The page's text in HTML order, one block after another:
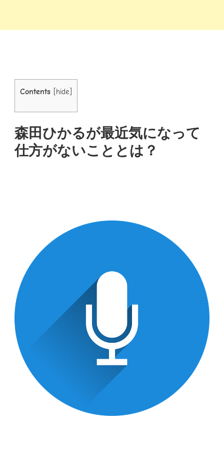
Contents hide
森田ひかるが最近気になって
仕方がないこととは？